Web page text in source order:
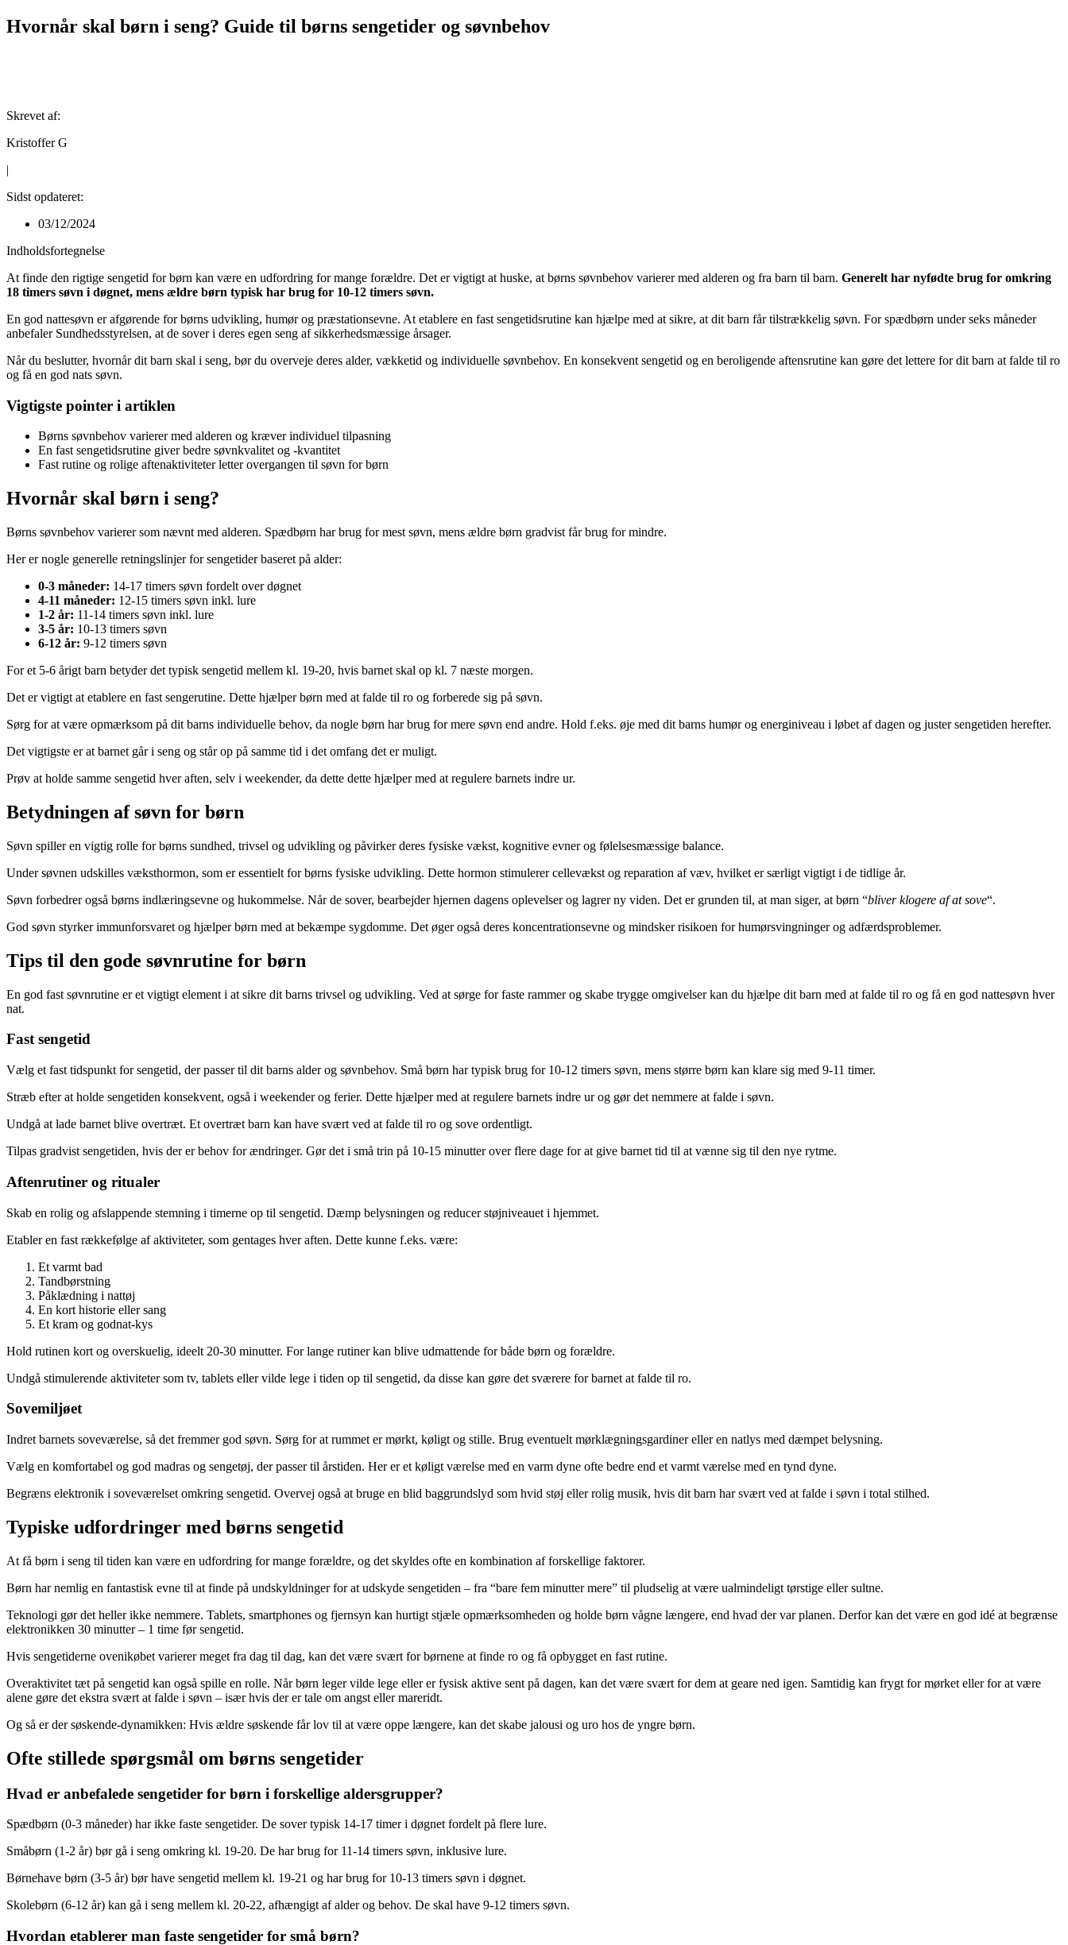
Hvornår skal børn i seng? Guide til børns sengetider og søvnbehov
Skrevet af:
Kristoffer G
|
Sidst opdateret:
03/12/2024
Indholdsfortegnelse
At finde den rigtige sengetid for børn kan være en udfordring for mange forældre. Det er vigtigt at huske, at børns søvnbehov varierer med alderen og fra barn til barn. Generelt har nyfødte brug for omkring
18 timers søvn i døgnet, mens ældre børn typisk har brug for 10-12 timers søvn.
En god nattesøvn er afgørende for børns udvikling, humør og præstationsevne. At etablere en fast sengetidsrutine kan hjælpe med at sikre, at dit barn får tilstrækkelig søvn. For spædbørn under seks måneder
anbefaler Sundhedsstyrelsen, at de sover i deres egen seng af sikkerhedsmæssige årsager.
Når du beslutter, hvornår dit barn skal i seng, bør du overveje deres alder, vækketid og individuelle søvnbehov. En konsekvent sengetid og en beroligende aftensrutine kan gøre det lettere for dit barn at falde til ro
og få en god nats søvn.
Vigtigste pointer i artiklen
Børns søvnbehov varierer med alderen og kræver individuel tilpasning
En fast sengetidsrutine giver bedre søvnkvalitet og -kvantitet
Fast rutine og rolige aftenaktiviteter letter overgangen til søvn for børn
Hvornår skal børn i seng?
Børns søvnbehov varierer som nævnt med alderen. Spædbørn har brug for mest søvn, mens ældre børn gradvist får brug for mindre.
Her er nogle generelle retningslinjer for sengetider baseret på alder:
0-3 måneder: 14-17 timers søvn fordelt over døgnet
4-11 måneder: 12-15 timers søvn inkl. lure
1-2 år: 11-14 timers søvn inkl. lure
3-5 år: 10-13 timers søvn
6-12 år: 9-12 timers søvn
For et 5-6 årigt barn betyder det typisk sengetid mellem kl. 19-20, hvis barnet skal op kl. 7 næste morgen.
Det er vigtigt at etablere en fast sengerutine. Dette hjælper børn med at falde til ro og forberede sig på søvn.
Sørg for at være opmærksom på dit barns individuelle behov, da nogle børn har brug for mere søvn end andre. Hold f.eks. øje med dit barns humør og energiniveau i løbet af dagen og juster sengetiden herefter.
Det vigtigste er at barnet går i seng og står op på samme tid i det omfang det er muligt.
Prøv at holde samme sengetid hver aften, selv i weekender, da dette dette hjælper med at regulere barnets indre ur.
Betydningen af søvn for børn
Søvn spiller en vigtig rolle for børns sundhed, trivsel og udvikling og påvirker deres fysiske vækst, kognitive evner og følelsesmæssige balance.
Under søvnen udskilles væksthormon, som er essentielt for børns fysiske udvikling. Dette hormon stimulerer cellevækst og reparation af væv, hvilket er særligt vigtigt i de tidlige år.
Søvn forbedrer også børns indlæringsevne og hukommelse. Når de sover, bearbejder hjernen dagens oplevelser og lagrer ny viden. Det er grunden til, at man siger, at børn “bliver klogere af at sove“.
God søvn styrker immunforsvaret og hjælper børn med at bekæmpe sygdomme. Det øger også deres koncentrationsevne og mindsker risikoen for humørsvingninger og adfærdsproblemer.
Tips til den gode søvnrutine for børn
En god fast søvnrutine er et vigtigt element i at sikre dit barns trivsel og udvikling. Ved at sørge for faste rammer og skabe trygge omgivelser kan du hjælpe dit barn med at falde til ro og få en god nattesøvn hver
nat.
Fast sengetid
Vælg et fast tidspunkt for sengetid, der passer til dit barns alder og søvnbehov. Små børn har typisk brug for 10-12 timers søvn, mens større børn kan klare sig med 9-11 timer.
Stræb efter at holde sengetiden konsekvent, også i weekender og ferier. Dette hjælper med at regulere barnets indre ur og gør det nemmere at falde i søvn.
Undgå at lade barnet blive overtræt. Et overtræt barn kan have svært ved at falde til ro og sove ordentligt.
Tilpas gradvist sengetiden, hvis der er behov for ændringer. Gør det i små trin på 10-15 minutter over flere dage for at give barnet tid til at vænne sig til den nye rytme.
Aftenrutiner og ritualer
Skab en rolig og afslappende stemning i timerne op til sengetid. Dæmp belysningen og reducer støjniveauet i hjemmet.
Etabler en fast rækkefølge af aktiviteter, som gentages hver aften. Dette kunne f.eks. være:
Et varmt bad
Tandbørstning
Påklædning i nattøj
En kort historie eller sang
Et kram og godnat-kys
Hold rutinen kort og overskuelig, ideelt 20-30 minutter. For lange rutiner kan blive udmattende for både børn og forældre.
Undgå stimulerende aktiviteter som tv, tablets eller vilde lege i tiden op til sengetid, da disse kan gøre det sværere for barnet at falde til ro.
Sovemiljøet
Indret barnets soveværelse, så det fremmer god søvn. Sørg for at rummet er mørkt, køligt og stille. Brug eventuelt mørklægningsgardiner eller en natlys med dæmpet belysning.
Vælg en komfortabel og god madras og sengetøj, der passer til årstiden. Her er et køligt værelse med en varm dyne ofte bedre end et varmt værelse med en tynd dyne.
Begræns elektronik i soveværelset omkring sengetid. Overvej også at bruge en blid baggrundslyd som hvid støj eller rolig musik, hvis dit barn har svært ved at falde i søvn i total stilhed.
Typiske udfordringer med børns sengetid
At få børn i seng til tiden kan være en udfordring for mange forældre, og det skyldes ofte en kombination af forskellige faktorer.
Børn har nemlig en fantastisk evne til at finde på undskyldninger for at udskyde sengetiden – fra “bare fem minutter mere” til pludselig at være ualmindeligt tørstige eller sultne.
Teknologi gør det heller ikke nemmere. Tablets, smartphones og fjernsyn kan hurtigt stjæle opmærksomheden og holde børn vågne længere, end hvad der var planen. Derfor kan det være en god idé at begrænse
elektronikken 30 minutter – 1 time før sengetid.
Hvis sengetiderne ovenikøbet varierer meget fra dag til dag, kan det være svært for børnene at finde ro og få opbygget en fast rutine.
Overaktivitet tæt på sengetid kan også spille en rolle. Når børn leger vilde lege eller er fysisk aktive sent på dagen, kan det være svært for dem at geare ned igen. Samtidig kan frygt for mørket eller for at være
alene gøre det ekstra svært at falde i søvn – især hvis der er tale om angst eller mareridt.
Og så er der søskende-dynamikken: Hvis ældre søskende får lov til at være oppe længere, kan det skabe jalousi og uro hos de yngre børn.
Ofte stillede spørgsmål om børns sengetider
Hvad er anbefalede sengetider for børn i forskellige aldersgrupper?
Spædbørn (0-3 måneder) har ikke faste sengetider. De sover typisk 14-17 timer i døgnet fordelt på flere lure.
Småbørn (1-2 år) bør gå i seng omkring kl. 19-20. De har brug for 11-14 timers søvn, inklusive lure.
Børnehave børn (3-5 år) bør have sengetid mellem kl. 19-21 og har brug for 10-13 timers søvn i døgnet.
Skolebørn (6-12 år) kan gå i seng mellem kl. 20-22, afhængigt af alder og behov. De skal have 9-12 timers søvn.
Hvordan etablerer man faste sengetider for små børn?